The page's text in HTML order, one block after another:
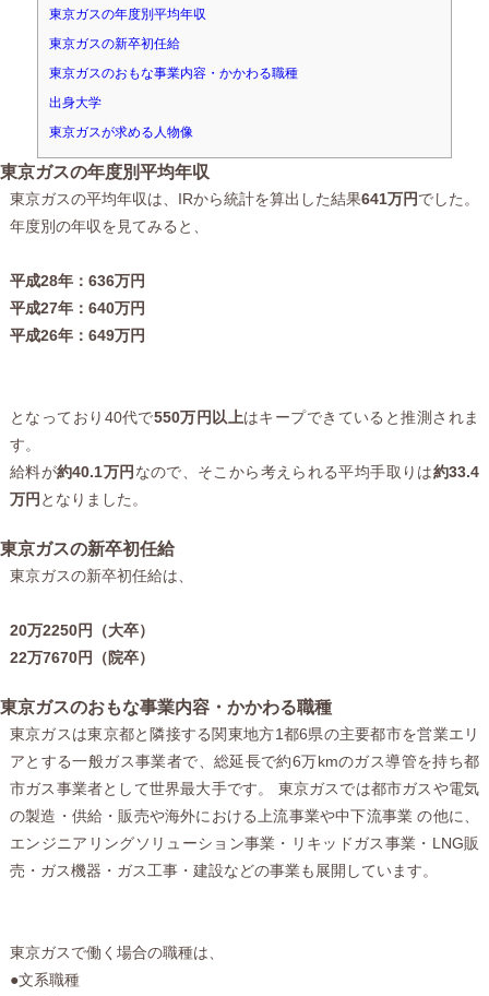
東京ガスの年度別平均年収
東京ガスの新卒初任給
東京ガスのおもな事業内容・かかわる職種
出身大学
東京ガスが求める人物像
東京ガスの年度別平均年収
東京ガスの平均年収は、IRから統計を算出した結果641万円でした。
年度別の年収を見てみると、
平成28年：636万円
平成27年：640万円
平成26年：649万円
となっており40代で550万円以上はキープできていると推測されま
す。
給料が約40.1万円 なので、そこから考えられる平均手取りは約33.4
万円 となりました。
東京ガスの新卒初任給
東京ガスの新卒初任給は、
20万2250円（大卒）
22万7670円（院卒）
東京ガスのおもな事業内容・かかわる職種
東京ガスは東京都と隣接する関東地方1都6県の主要都市を営業エリ
アとする一般ガス事業者で、総延長で約6万kmのガス導管を持ち都
市ガス事業者として世界最大手です。 東京ガスでは都市ガスや電気
の製造・供給・販売や海外における上流事業や中下流事業 の他に、
エンジニアリングソリューション事業・リキッドガス事業・LNG販
売・ガス機器・ガス工事・建設などの事業も展開しています。
東京ガスで働く場合の職種は、
●文系職種